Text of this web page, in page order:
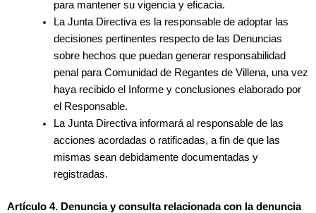
para mantener su vigencia y eficacia.
La Junta Directiva es la responsable de adoptar las
decisiones pertinentes respecto de las Denuncias
sobre hechos que puedan generar responsabilidad
penal para Comunidad de Regantes de Villena, una vez
haya recibido el Informe y conclusiones elaborado por
el Responsable.
La Junta Directiva informará al responsable de las
acciones acordadas o ratificadas, a fin de que las
mismas sean debidamente documentadas y
registradas.
Artículo 4. Denuncia y consulta relacionada con la denuncia